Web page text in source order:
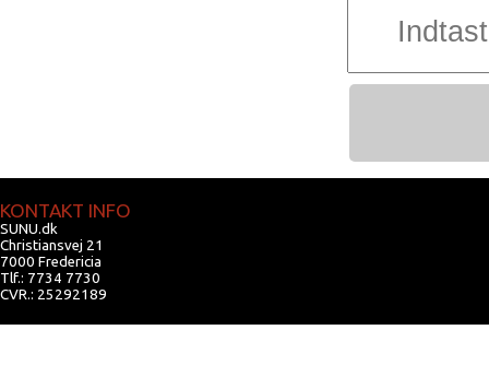
KONTAKT INFO
SUNU.dk
Christiansvej 21
7000 Fredericia
Tlf.: 7734 7730
CVR.: 25292189